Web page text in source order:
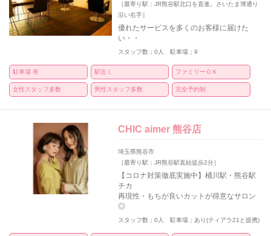
［最寄り駅：JR熊谷駅北口を直進。さいたま博通り
沿い右手］
優れたサービスを多くのお客様に届けた
い・・
スタッフ数；0人 駐車場；9
駐車場 有 駅近く ファミリーＯＫ
女性スタッフ多数 男性スタッフ多数 完全予約制
CHIC aimer 熊谷店
埼玉県熊谷市
［最寄り駅：JR熊谷駅直結徒歩2分］
【コロナ対策徹底実施中】桶川駅・熊谷駅
チカ
再現性・もちが良いカットが得意なサロン
◎
スタッフ数；0人 駐車場；あり(ティアラ21と提携)